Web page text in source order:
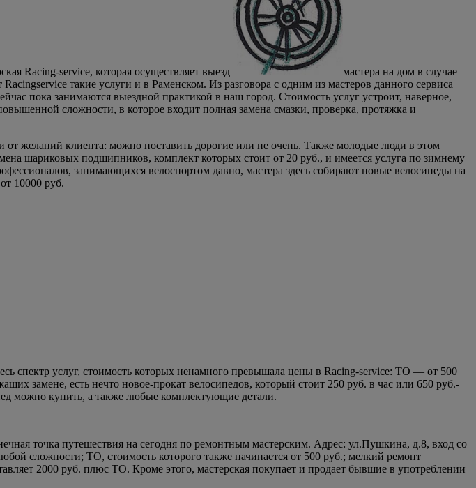
Racing-service, которая осуществляет выезд
мастера на дом в случае
такие услуги и в Раменском. Из разговора с одним из мастеров данного сервиса
пока занимаются выездной практикой в наш город. Стоимость услуг устроит, наверное,
сложности, в которое входит полная замена смазки, проверка, протяжка и
от желаний клиента: можно поставить дорогие или не очень. Также молодые люди в этом
шариковых подшипников, комплект которых стоит от 20 руб., и имеется услуга по зимнему
занимающихся велоспортом давно, мастера здесь собирают новые велосипеды на
10000 руб.
спектр услуг, стоимость которых ненамного превышала цены в Racing-service: ТО — от 500
замене, есть нечто новое-прокат велосипедов, который стоит 250 руб. в час или 650 руб.-
можно купить, а также любые комплектующие детали.
точка путешествия на сегодня по ремонтным мастерским. Адрес: ул.Пушкина, д.8, вход со
сложности; ТО, стоимость которого также начинается от 500 руб.; мелкий ремонт
2000 руб. плюс ТО. Кроме этого, мастерская покупает и продает бывшие в употреблении